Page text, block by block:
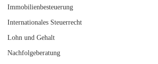
Immobilienbesteuerung
Internationales Steuerrecht
Lohn und Gehalt
Nachfolgeberatung